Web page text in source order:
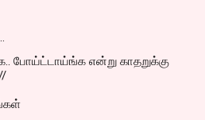
போய்ட்டாய்ங்க என்று காதறுக்கு